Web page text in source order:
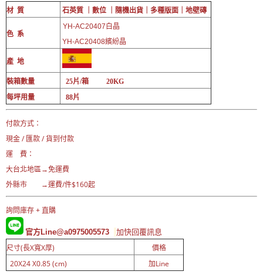
材 質 石英質 ｜數位 ｜ 隨機出貨｜多種版面｜ 地壁磚
色 系
YH-AC20407白晶
YH-AC20408繽紛晶
產 地
裝箱數量
25片/箱 20KG
每坪用量
88片
付款方式：
現金 / 匯款 / 貨到付款
運 費：
大台北地區→免運費
外縣市 →運費/件$160起
詢問庫存 + 直購
官方Line@a0975005573 加快回覆訊息
尺寸(長X寬X厚)
價格
20X24 X0.85 (cm)
加Line